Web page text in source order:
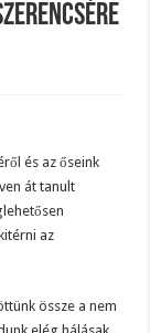
és az őseink
át tanult
az
össze a nem